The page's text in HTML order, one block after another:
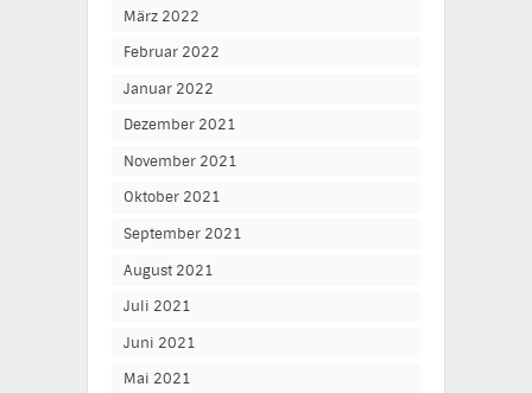
März 2022
Februar 2022
Januar 2022
Dezember 2021
November 2021
Oktober 2021
September 2021
August 2021
Juli 2021
Juni 2021
Mai 2021